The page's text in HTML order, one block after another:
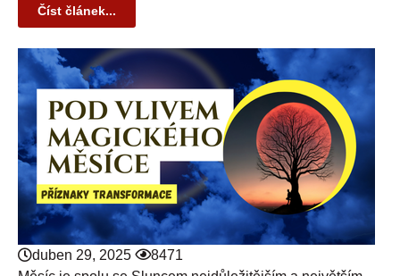
Číst článek...
duben 29, 2025
8471